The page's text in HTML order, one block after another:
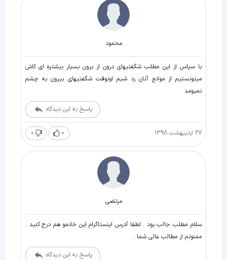
محمود
با سپاس از این مطلب شگفتیهای درون از برون بسیار بیشتره ای کاش
میتونستیم از موانع آنان رد شیم اونوقت شگفتیهای بیرون به چشم
نمیومد
پاسخ به این دیدگاه
27 اردیبهشت 1398 0
0
مرتضی
سلام مطلب جالب بود . لطفا آدرس اینستاگرام این خانمو هم درج کنید .
ممنونم از مطالب عالی شما .
پاسخ به این دیدگاه